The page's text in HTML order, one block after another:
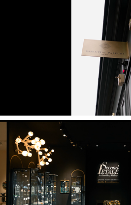
Essential Parfums - Le
Second Pétale -